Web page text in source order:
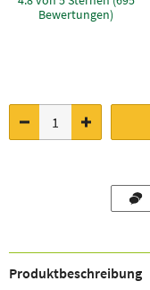
Bewertungen)
Produkt­beschreibung